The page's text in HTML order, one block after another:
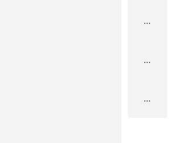
...
...
...